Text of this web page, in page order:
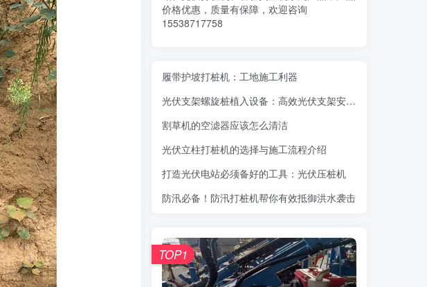
价格优惠，质量有保障，欢迎咨询
15538717758
履带护坡打桩机：工地施工利器
光伏支架螺旋桩植入设备：高效光伏支架安装工具，螺旋桩植入快速稳固
割草机的空滤器应该怎么清洁
光伏立柱打桩机的选择与施工流程介绍
打造光伏电站必须备好的工具：光伏压桩机
防汛必备！防汛打桩机帮你有效抵御洪水袭击
TOP1